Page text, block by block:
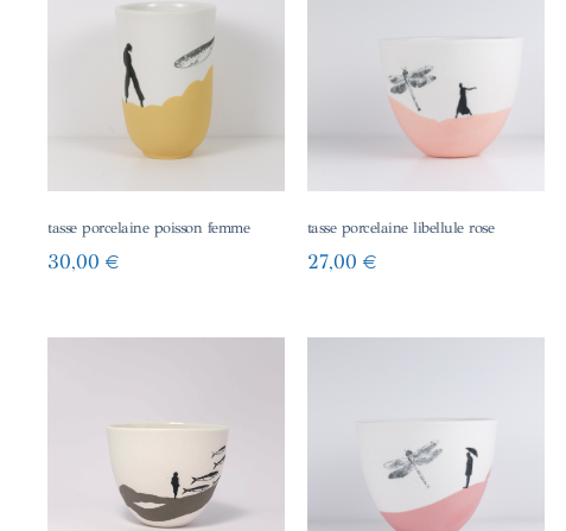
tasse porcelaine poisson femme
30,00 €
tasse porcelaine libellule rose
27,00 €